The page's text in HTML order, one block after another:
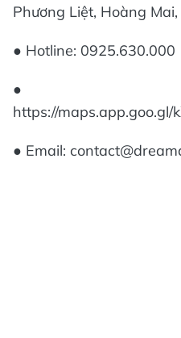
Phương Liệt, Hoàng
● Hotline: 0925.630.000
●
https://maps.app.goo.gl/
● Email: